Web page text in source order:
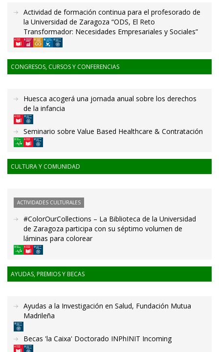
Actividad de formación continua para el profesorado de
la Universidad de Zaragoza “ODS, El Reto
Transformador: Necesidades Empresariales y Sociales”
CONGRESOS, CURSOS Y CONFERENCIAS
Huesca acogerá una jornada anual sobre los derechos
de la infancia
Seminario sobre Value Based Healthcare & Contratación
CULTURA Y COMUNIDAD
ACTIVIDADES CULTURALES
#ColorOurCollections – La Biblioteca de la Universidad
de Zaragoza participa con su séptimo volumen de
láminas para colorear
AYUDAS, PREMIOS Y BECAS
Ayudas a la Investigación en Salud, Fundación Mutua
Madrileña
Becas 'la Caixa' Doctorado INPhINIT Incoming